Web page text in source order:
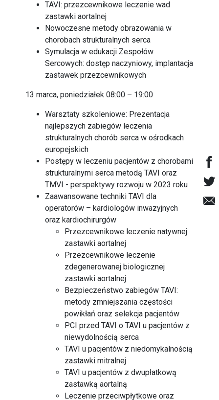
TAVI: przezcewnikowe leczenie wad
zastawki aortalnej
Nowoczesne metody obrazowania w
chorobach strukturalnych serca
Symulacja w edukacji Zespołów
Sercowych: dostęp naczyniowy, implantacja
zastawek przezcewnikowych
13 marca, poniedziałek 08:00 – 19:00
Warsztaty szkoleniowe: Prezentacja
najlepszych zabiegów leczenia
strukturalnych chorób serca w ośrodkach
europejskich
Postępy w leczeniu pacjentów z chorobami
strukturalnymi serca metodą TAVI oraz
TMVI - perspektywy rozwoju w 2023 roku
Zaawansowane techniki TAVI dla
operatorów – kardiologów inwazyjnych
oraz kardiochirurgów
Przezcewnikowe leczenie natywnej
zastawki aortalnej
Przezcewnikowe leczenie
zdegenerowanej biologicznej
zastawki aortalnej
Bezpieczeństwo zabiegów TAVI:
metody zmniejszania częstości
powikłań oraz selekcja pacjentów
PCI przed TAVI o TAVI u pacjentów z
niewydolnością serca
TAVI u pacjentów z niedomykalnością
zastawki mitralnej
TAVI u pacjentów z dwupłatkową
zastawką aortalną
Leczenie przeciwpłytkowe oraz